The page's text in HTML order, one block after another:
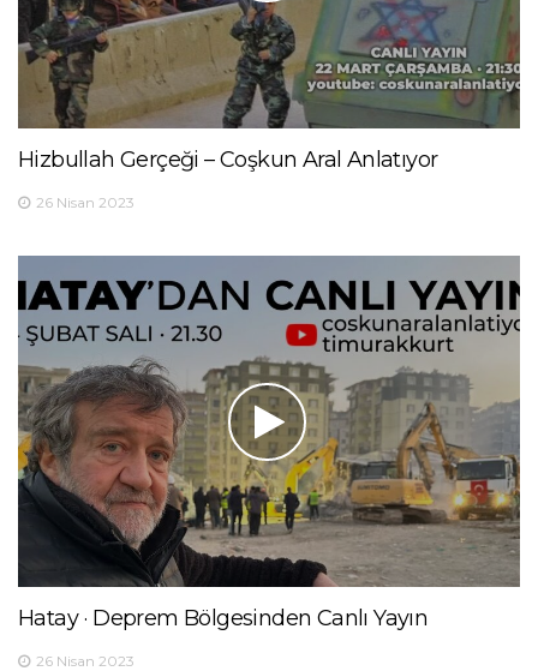
Hizbullah Gerçeği – Coşkun Aral Anlatıyor
26 Nisan 2023
Hatay · Deprem Bölgesinden Canlı Yayın
26 Nisan 2023